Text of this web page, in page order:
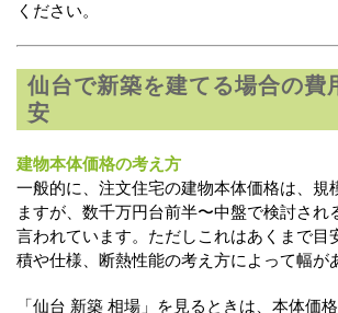
ください。
仙台で新築を建てる場合の費
安
建物本体価格の考え方
一般的に、注文住宅の建物本体価格は、規
ますが、数千万円台前半〜中盤で検討され
言われています。ただしこれはあくまで目
積や仕様、断熱性能の考え方によって幅が
「仙台 新築 相場」を見るときは、本体価